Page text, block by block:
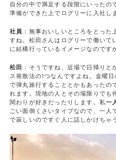
自分の中で満足する段階にいったの
準備ができた上でログリーに入社し
社員 ：無事おいしいところをとっ
すね。松田さんはログリーで働いて
に結構行っているイメージなのです
松田 ：そうですね、近場で日帰り
ス発散法の1つなんですよね。金曜
で弾丸旅行することとかもあったの
れます。現地の人とその場限りでも
関わりが好きだったりします。私一
ごい面倒くさいタイプなので、一人
で寂しいのですぐ人に話しかけちゃ